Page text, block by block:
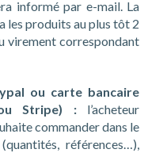
informé par e-mail. La
les produits au plus tôt 2
virement correspondant
ou carte bancaire
Stripe) :l’acheteur
commander dans le
références…),